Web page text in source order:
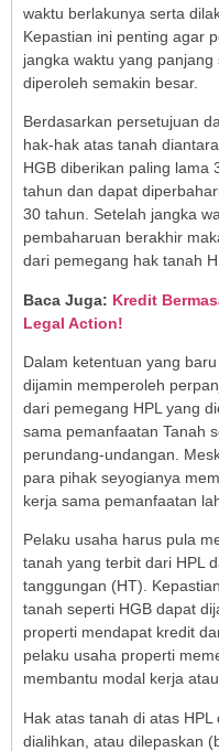
waktu berlakunya serta
Kepastian ini penting agar
jangka waktu yang
diperoleh semakin besar.
Berdasarkan persetujuan
hak-hak atas tanah
HGB diberikan paling lama
tahun dan dapat
30 tahun. Setelah jangka
pembaharuan berakhir
dari pemegang hak tanah
Baca Juga: Kredit
Legal Action!
Dalam ketentuan yang
dijamin memperoleh
dari pemegang HPL yang
sama pemanfaatan Tanah
perundang-undangan.
para pihak seyogianya
kerja sama pemanfaatan
Pelaku usaha harus pula
tanah yang terbit dari HPL
tanggungan (HT).
tanah seperti HGB dapat
properti mendapat kredit
pelaku usaha properti
membantu modal kerja
Hak atas tanah di atas
dialihkan, atau dilepaskan